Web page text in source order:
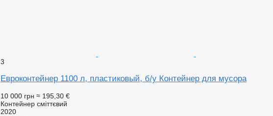
3
Евроконтейнер 1100 л, пластиковый, б/у Контейнер для мусора
10 000 грн ≈ 195,30 €
Контейнер сміттєвий
2020